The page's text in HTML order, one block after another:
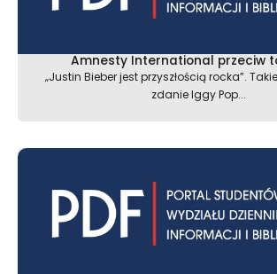
Amnesty International przeciw
„Justin Bieber jest przyszłością rocka”.
zdanie Iggy Pop...